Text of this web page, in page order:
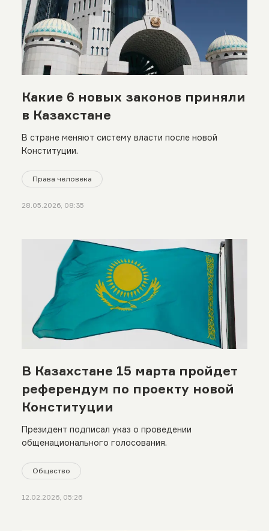
Какие 6 новых законов приняли
в Казахстане
В стране меняют систему власти после новой
Конституции.
Права человека
28.05.2026, 08:35
В Казахстане 15 марта пройдет
референдум по проекту новой
Конституции
Президент подписал указ о проведении
общенационального голосования.
Общество
12.02.2026, 05:26